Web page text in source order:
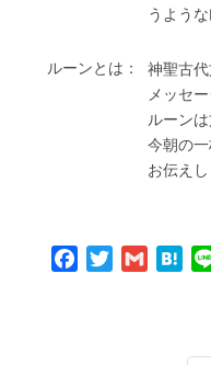
うよう
ルーンとは：
神聖古
メッセ
ルーン
今朝の
お伝えし
Facebook
TwitterGmail